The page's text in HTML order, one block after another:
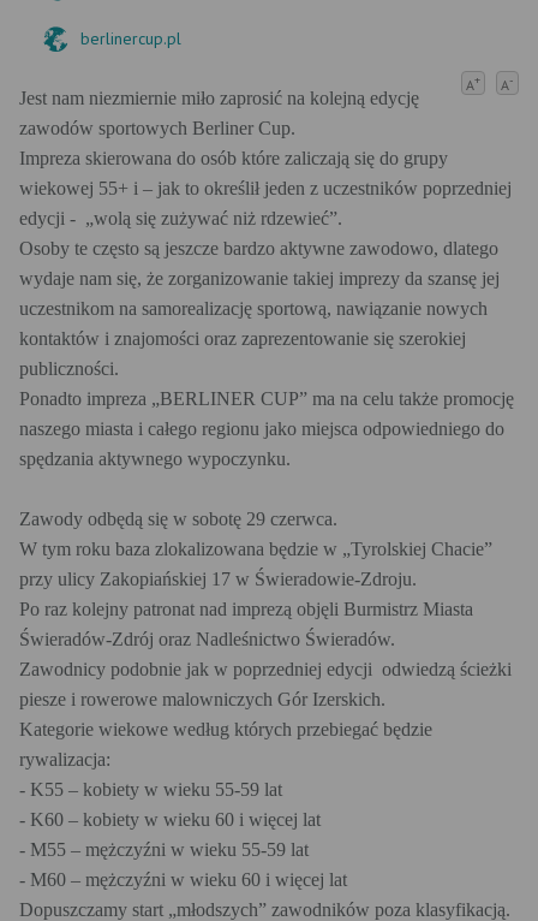
berlinercup.pl
A+ A-
Jest nam niezmiernie miło zaprosić na kolejną edycję
zawodów sportowych Berliner Cup.
Impreza skierowana do osób które zaliczają się do grupy
wiekowej 55+ i – jak to określił jeden z uczestników poprzedniej
edycji - „wolą się zużywać niż rdzewieć”.
Osoby te często są jeszcze bardzo aktywne zawodowo, dlatego
wydaje nam się, że zorganizowanie takiej imprezy da szansę jej
uczestnikom na samorealizację sportową, nawiązanie nowych
kontaktów i znajomości oraz zaprezentowanie się szerokiej
publiczności.
Ponadto impreza „BERLINER CUP” ma na celu także promocję
naszego miasta i całego regionu jako miejsca odpowiedniego do
spędzania aktywnego wypoczynku.
Zawody odbędą się w sobotę 29 czerwca.
W tym roku baza zlokalizowana będzie w „Tyrolskiej Chacie”
przy ulicy Zakopiańskiej 17 w Świeradowie-Zdroju.
Po raz kolejny patronat nad imprezą objęli Burmistrz Miasta
Świeradów-Zdrój oraz Nadleśnictwo Świeradów.
Zawodnicy podobnie jak w poprzedniej edycji odwiedzą ścieżki
piesze i rowerowe malowniczych Gór Izerskich.
Kategorie wiekowe według których przebiegać będzie
rywalizacja:
- K55 – kobiety w wieku 55-59 lat
- K60 – kobiety w wieku 60 i więcej lat
- M55 – mężczyźni w wieku 55-59 lat
- M60 – mężczyźni w wieku 60 i więcej lat
Dopuszczamy start „młodszych” zawodników poza klasyfikacją.